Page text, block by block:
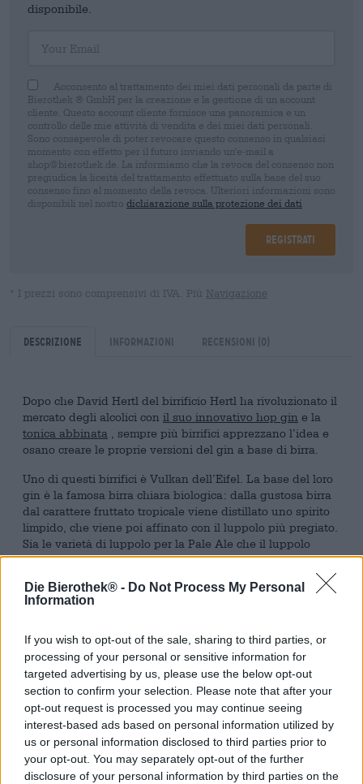
Die Bierothek® - Do Not Process My Personal
Information
If you wish to opt-out of the sale, sharing to third parties, or
processing of your personal or sensitive information for
targeted advertising by us, please use the below opt-out
section to confirm your selection. Please note that after your
opt-out request is processed you may continue seeing
interest-based ads based on personal information utilized by
us or personal information disclosed to third parties prior to
your opt-out. You may separately opt-out of the further
disclosure of your personal information by third parties on the
disponibile.
Acconsento al trattamento dei miei dati personali da parte di
Bierothek ® GmbH per la creazione e la gestione di un account
cliente. Questo account cliente fornisce una panoramica e un
controllo delle mie attività di vendita e dei miei dati personali.
Sono consapevole di poter revocare questo consenso in qualsiasi
momento con effetto per il futuro inviando un'e-mail a
shop@bierothek.de. La informiamo che la revoca del consenso non
pregiudica la liceità del trattamento effettuato sulla base del suo
consenso fino al momento della revoca. Ulteriori informazioni sono
disponibili nel nostro dichiarazione sulla protezione dei dati
Registrati
* I prezzi sono comprensivi di IVA. Più Navigazione
Descrizione Informazioni Recensioni (0)
Dopo che David Hertl del birrificio Hertl ha rivoluzionato il
mercato degli alcolici con il suo innovativo hop gin e la
tonica abbinata , sempre più birrifici apprezzano l’idea e
osano creare le proprie versioni del gin a base di birra.
Uno di questi birrifici è Vulkan dell’Eifel. La base del loro
gin è la famosa birra chiara biologica: dalla gustosa birra
dal carattere fruttato tropicale viene distillato uno spirito
limpido, che viene poi affinato con il luppolo più pregiato.
Sia le varietà di luppolo per la Pale Ale che il luppolo
Cascade nel gin provengono da agricoltura biologica e
grappa una ricchezza di note di frutta esotica e
completano idealmente l’aroma tradizionale con ginepro e
gradazione alcolica del 44% ed è la scelta giusta per
momenti speciali.
Grazie al suo aroma fresco, erbaceo e fruttato, il gin è un
ottimo aperitivo per menù leggeri e mediterranei. Tutti i
tipi di formaggio, ma anche pesce e frutti di mare, si
sposano meravigliosamente con il gin e si abbinano
armoniosamente. Ne gustiamo anche un bicchiere o due
come dessert adatto allo stomaco dopo un pasto pesante